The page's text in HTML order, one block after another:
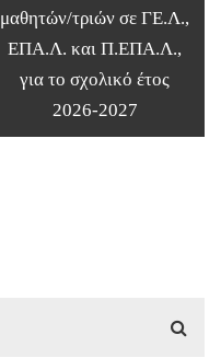
μαθητών/τριών σε ΓΕ.Λ.,
ΕΠΑ.Λ. και Π.ΕΠΑ.Λ.,
για το σχολικό έτος
2026-2027